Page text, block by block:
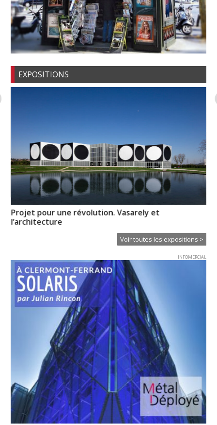
EXPOSITIONS
Projet pour une révolution. Vasarely et
l’architecture
Voir toutes les expositions >
INFOMERCIAL